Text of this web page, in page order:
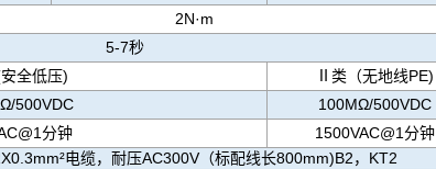
2N·m
5-7秒
全低压) Ⅱ类（无地线PE)
500VDC 100MΩ/500VDC
分钟 1500VAC@1分钟
电缆，耐压AC300V（标配线长800mm)B2，KT2